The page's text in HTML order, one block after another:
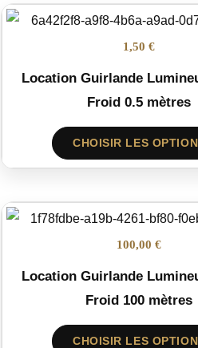
1,50 €
Location Guirlande
Froid 0.5 mètres
CHOISIR LES
100,00 €
Location Guirlande
Froid 100 mètres
CHOISIR LES